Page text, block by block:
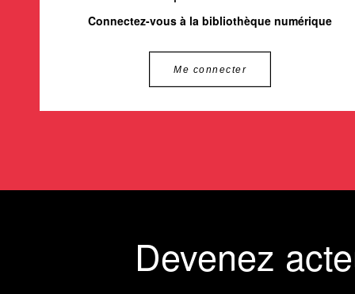
Connectez-vous à la bibliothèque numérique
Me connecter
Devenez